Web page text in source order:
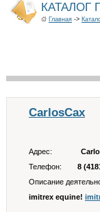
КАТАЛОГ
Главная ->
CarlosCax
Адрес:
Телефон:
8
Описание
imitrex equine!